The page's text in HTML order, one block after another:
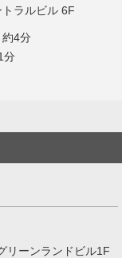
ラルビル 6F
約4分
分
リーンランドビル1F